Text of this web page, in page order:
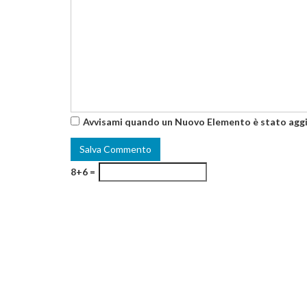
Avvisami quando un Nuovo Elemento è stato
8+6 =